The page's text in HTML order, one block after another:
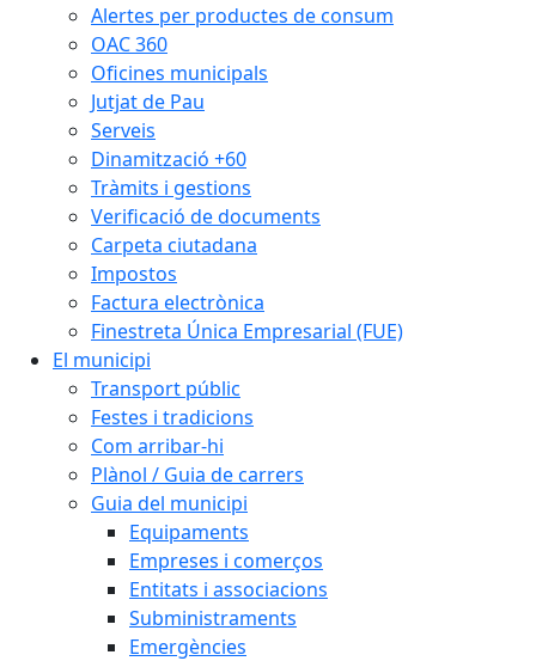
Alertes per productes de consum
OAC 360
Oficines municipals
Jutjat de Pau
Serveis
Dinamització +60
Tràmits i gestions
Verificació de documents
Carpeta ciutadana
Impostos
Factura electrònica
Finestreta Única Empresarial (FUE)
El municipi
Transport públic
Festes i tradicions
Com arribar-hi
Plànol / Guia de carrers
Guia del municipi
Equipaments
Empreses i comerços
Entitats i associacions
Subministraments
Emergències